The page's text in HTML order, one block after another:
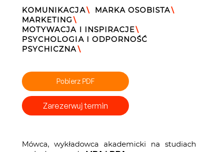
KOMUNIKACJA\ MARKA OSOBISTA\
MARKETING \
MOTYWACJA I INSPIRACJE \
PSYCHOLOGIA I ODPORNOŚĆ
PSYCHICZNA \
Pobierz PDF
Zarezerwuj termin
Mówca, wykładowca akademicki na studiach